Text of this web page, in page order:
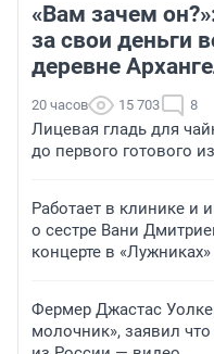
«Вам зачем
за свои деньги
деревне
20 часов 15 703 8
Лицевая гладь для
до первого готового
Работает в клинике и
о сестре Вани
концерте в «Лужниках»
Фермер Джастас
молочник», заявил